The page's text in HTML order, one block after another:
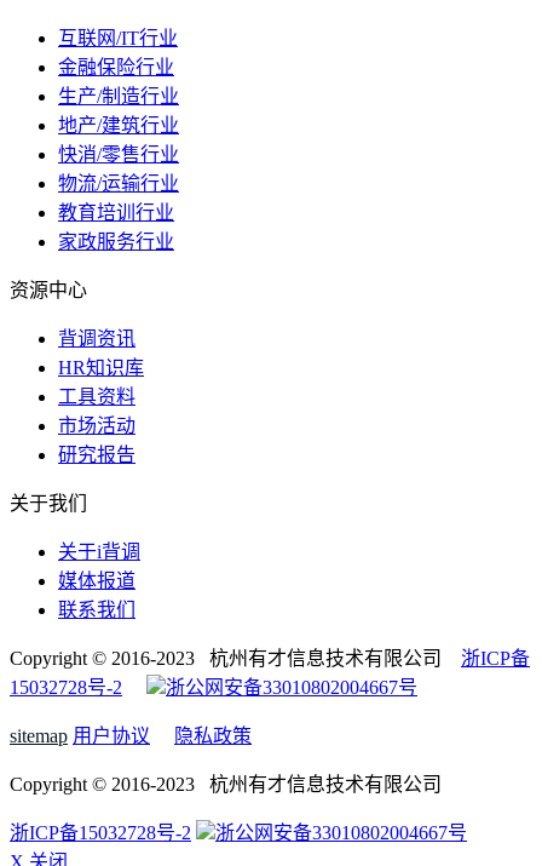
互联网/IT行业
金融保险行业
生产/制造行业
地产/建筑行业
快消/零售行业
物流/运输行业
教育培训行业
家政服务行业
资源中心
背调资讯
HR知识库
工具资料
市场活动
研究报告
关于我们
关于i背调
媒体报道
联系我们
Copyright © 2016-2023 杭州有才信息技术有限公司 浙ICP备
15032728号-2
浙公网安备33010802004667号
sitemap 用户协议 隐私政策
Copyright © 2016-2023 杭州有才信息技术有限公司
浙ICP备15032728号-2
浙公网安备33010802004667号
X 关闭